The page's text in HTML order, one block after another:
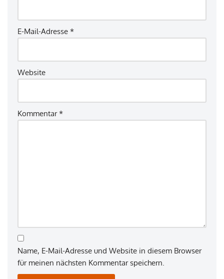
E-Mail-Adresse *
Website
Kommentar*
Name, E-Mail-Adresse und Website in diesem Browser
für meinen nächsten Kommentar speichern.